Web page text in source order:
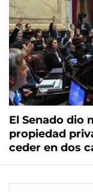
El Senado dio
propiedad
ceder en dos